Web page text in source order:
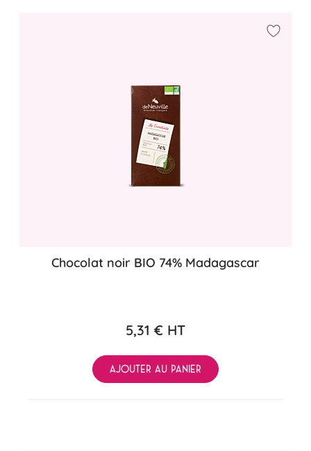
Chocolat noir BIO 74% Madagascar
5,31 € HT
AJOUTER AU PANIER